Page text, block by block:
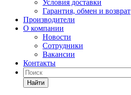
Условия доставки
Гарантия, обмен и возврат
Производители
О компании
Новости
Сотрудники
Вакансии
Контакты
Найти